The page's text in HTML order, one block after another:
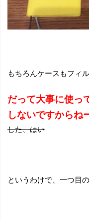
もちろんケースもフィ
だって大事に使っ
しないですからね
した、はい
というわけで、一つ目